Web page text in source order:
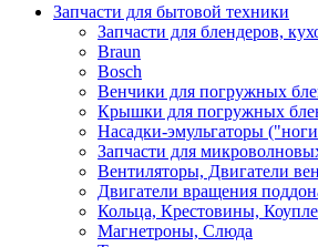
Запчасти для бытовой техники
Запчасти для блендеров,
Braun
Bosch
Венчики для погружных
Крышки для погружных
Насадки-эмульгаторы
Запчасти для
Вентиляторы, Двигатели
Двигатели вращения
Кольца, Крестовины,
Магнетроны, Слюда